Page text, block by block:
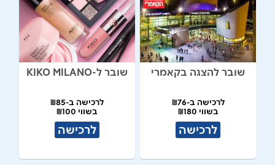
שובר להצגה בקאמרי
לרכישה ב-₪76
בשווי ₪180
לרכישה
שובר ל-KIKO MILANO
לרכישה ב-₪85
בשווי ₪100
לרכישה